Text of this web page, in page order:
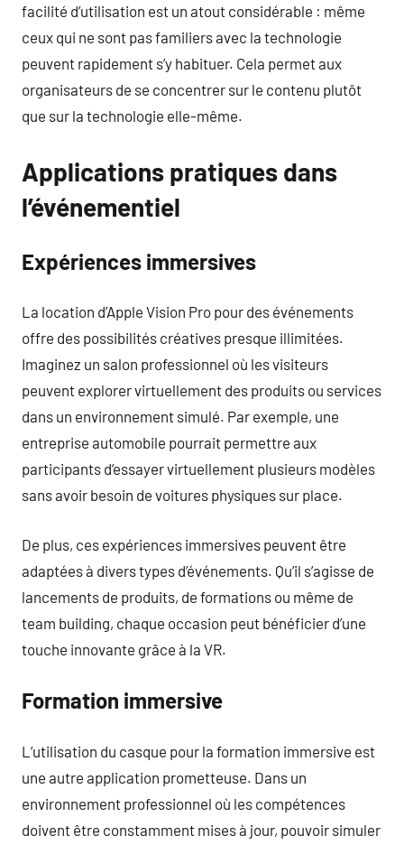
facilité d’utilisation est un atout considérable : même
ceux qui ne sont pas familiers avec la technologie
peuvent rapidement s’y habituer. Cela permet aux
organisateurs de se concentrer sur le contenu plutôt
que sur la technologie elle-même.
Applications pratiques dans
l’événementiel
Expériences immersives
La location d’Apple Vision Pro pour des événements
offre des possibilités créatives presque illimitées.
Imaginez un salon professionnel où les visiteurs
peuvent explorer virtuellement des produits ou services
dans un environnement simulé. Par exemple, une
entreprise automobile pourrait permettre aux
participants d’essayer virtuellement plusieurs modèles
sans avoir besoin de voitures physiques sur place.
De plus, ces expériences immersives peuvent être
adaptées à divers types d’événements. Qu’il s’agisse de
lancements de produits, de formations ou même de
team building, chaque occasion peut bénéficier d’une
touche innovante grâce à la VR.
Formation immersive
L’utilisation du casque pour la formation immersive est
une autre application prometteuse. Dans un
environnement professionnel où les compétences
doivent être constamment mises à jour, pouvoir simuler